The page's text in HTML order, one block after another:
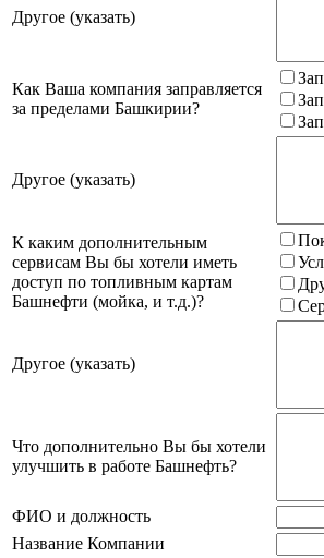
Другое (указать)
Как Ваша компания заправляется
за пределами Башкирии?
Другое (указать)
К каким дополнительным
сервисам Вы бы хотели иметь
доступ по топливным картам
Башнефти (мойка, и т.д.)?
Другое (указать)
Что дополнительно Вы бы хотели
улучшить в работе Башнефть?
ФИО и должность
Название Компании